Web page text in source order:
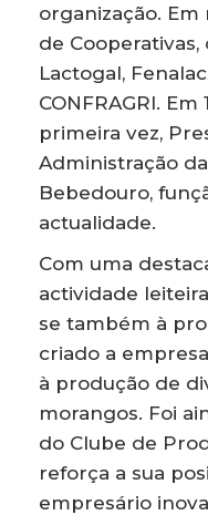
organização.
de
Lactogal,
CONFRAGRI.
primeira vez,
Administração
Bebedouro,
actualidade.
Com uma
actividade
se também à
criado a empresa
à produção de
morangos. Foi
do Clube de
reforça a sua
empresário